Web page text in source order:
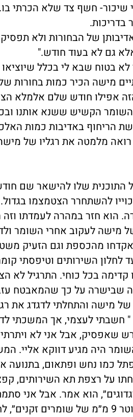
שיכור- חשף צד שלא הכרתי
בדריכות.
של הבחורות ולא תפסיק
גם לא בעוד חודש."
בטוח שבא לי בכלל
מישה הכיר כמות בחורות
אפילו חודש שלם אלמלא
הקשיש ששנא אותנו
הריחוף באדיבות כמות
מלמטה את רגליו של
התוכנית שלו להישאר שם
להשתחרר הצטמצמו
הוא חזר במהרה לעמדתו וזה
לעקוב אחרי השומר
מהכספת וגם הזעיק
לחלון השירותים וטיפסתי
בכל כוחי. התרגיל לא
שבישרה על כך שהמאבטח
מישה והתחלתי לדגדג את
" חשבתי לעצמי, אך המשכתי
שאפסיק, אבל אני לא
היה מגיע דווקא אליי.
כמו נחש ופתאום, בתנועה
על רצפת תא השירותים,
הוא אמר. אבל אני
לו.